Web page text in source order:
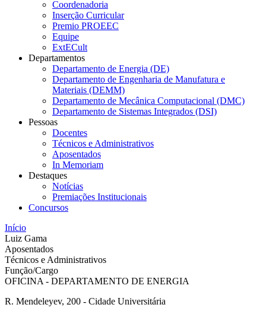
Coordenadoria
Inserção Curricular
Premio PROEEC
Equipe
ExtECult
Departamentos
Departamento de Energia (DE)
Departamento de Engenharia de Manufatura e
Materiais (DEMM)
Departamento de Mecânica Computacional (DMC)
Departamento de Sistemas Integrados (DSI)
Pessoas
Docentes
Técnicos e Administrativos
Aposentados
In Memoriam
Destaques
Notícias
Premiações Institucionais
Concursos
Início
Luiz Gama
Aposentados
Técnicos e Administrativos
Função/Cargo
OFICINA - DEPARTAMENTO DE ENERGIA
R. Mendeleyev, 200 - Cidade Universitária